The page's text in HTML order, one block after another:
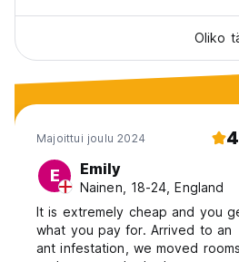
Oliko
Majoittui joulu 2024
E Emily
Nainen, 18-24, England
It is extremely cheap and you
what you pay for. Arrived to an
ant infestation, we moved rooms